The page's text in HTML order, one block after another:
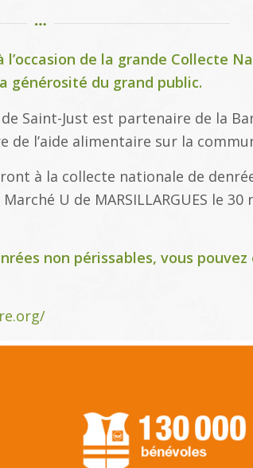
de la grande Collecte
générosité du grand public.
Saint-Just est partenaire de la
de l’aide alimentaire sur la
à la collecte nationale de
U de MARSILLARGUES le 30
non périssables, vous